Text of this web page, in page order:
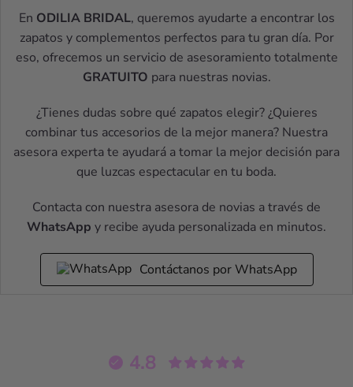
En ODILIA BRIDAL, queremos ayudarte a encontrar los
zapatos y complementos perfectos para tu gran día. Por
eso, ofrecemos un servicio de asesoramiento totalmente
GRATUITO para nuestras novias.
¿Tienes dudas sobre qué zapatos elegir? ¿Quieres
combinar tus accesorios de la mejor manera? Nuestra
asesora experta te ayudará a tomar la mejor decisión para
que luzcas espectacular en tu boda.
Contacta con nuestra asesora de novias a través de
WhatsApp y recibe ayuda personalizada en minutos.
Contáctanos por WhatsApp
4.8